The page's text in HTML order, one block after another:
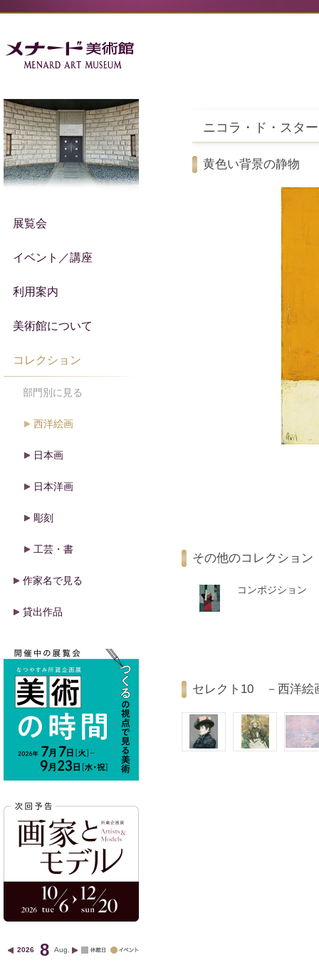
ニコラ・ド・スタ
黄色い背景の静物
その他のコレクショ
コンポジション
セレクト10 －西洋絵
展覧会
イベント／講座
利用案内
美術館について
コレクション
部門別に見る
西洋絵画
日本画
日本洋画
彫刻
工芸・書
作家名で見る
貸出作品
2026 8 Aug.